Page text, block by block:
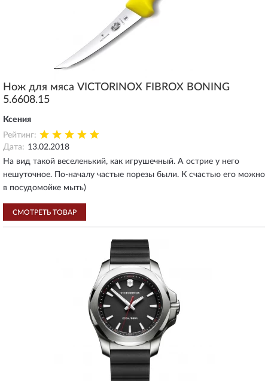
Нож для мяса VICTORINOX FIBROX BONING
5.6608.15
Ксения
Рейтинг:
Дата: 13.02.2018
На вид такой веселенький, как игрушечный. А острие у него
нешуточное. По-началу частые порезы были. К счастью его можно
в посудомойке мыть)
СМОТРЕТЬ ТОВАР